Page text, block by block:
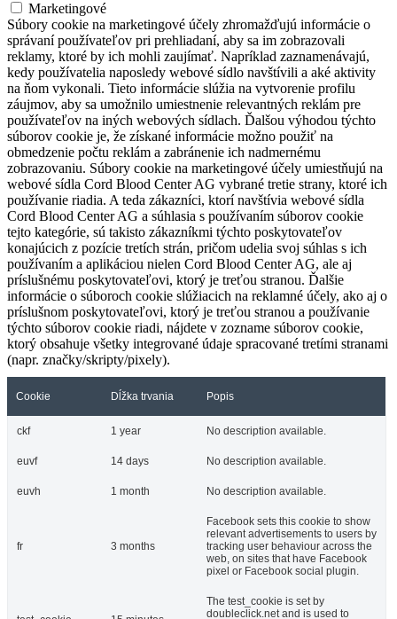
Marketingové
Súbory cookie na marketingové účely zhromažďujú informácie o
správaní používateľov pri prehliadaní, aby sa im zobrazovali
reklamy, ktoré by ich mohli zaujímať. Napríklad zaznamenávajú,
kedy používatelia naposledy webové sídlo navštívili a aké aktivity
na ňom vykonali. Tieto informácie slúžia na vytvorenie profilu
záujmov, aby sa umožnilo umiestnenie relevantných reklám pre
používateľov na iných webových sídlach. Ďalšou výhodou týchto
súborov cookie je, že získané informácie možno použiť na
obmedzenie počtu reklám a zabránenie ich nadmernému
zobrazovaniu. Súbory cookie na marketingové účely umiestňujú na
webové sídla Cord Blood Center AG vybrané tretie strany, ktoré ich
používanie riadia. A teda zákazníci, ktorí navštívia webové sídla
Cord Blood Center AG a súhlasia s používaním súborov cookie
tejto kategórie, sú takisto zákazníkmi týchto poskytovateľov
konajúcich z pozície tretích strán, pričom udelia svoj súhlas s ich
používaním a aplikáciou nielen Cord Blood Center AG, ale aj
príslušnému poskytovateľovi, ktorý je treťou stranou. Ďalšie
informácie o súboroch cookie slúžiacich na reklamné účely, ako aj o
príslušnom poskytovateľovi, ktorý je treťou stranou a používanie
týchto súborov cookie riadi, nájdete v zozname súborov cookie,
ktorý obsahuje všetky integrované údaje spracované tretími stranami
(napr. značky/skripty/pixely).
Cookie Dĺžka trvania Popis
ckf 1 year No description available.
euvf 14 days No description available.
euvh 1 month No description available.
fr 3 months
Facebook sets this cookie to show
relevant advertisements to users by
tracking user behaviour across the
web, on sites that have Facebook
pixel or Facebook social plugin.
The test_cookie is set by
doubleclick.net and is used to